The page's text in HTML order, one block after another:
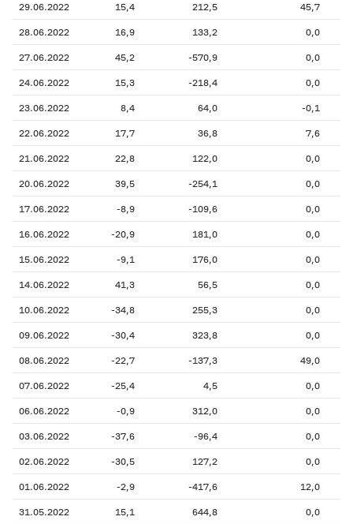
29.06.2022 15,4 212,5 45,7
28.06.2022 16,9 133,2 0,0
27.06.2022 45,2 -570,9 0,0
24.06.2022 15,3 -218,4 0,0
23.06.2022 8,4 64,0 -0,1
22.06.2022 17,7 36,8 7,6
21.06.2022 22,8 122,0 0,0
20.06.2022 39,5 -254,1 0,0
17.06.2022 -8,9 -109,6 0,0
16.06.2022 -20,9 181,0 0,0
15.06.2022 -9,1 176,0 0,0
14.06.2022 41,3 56,5 0,0
10.06.2022 -34,8 255,3 0,0
09.06.2022 -30,4 323,8 0,0
08.06.2022 -22,7 -137,3 49,0
07.06.2022 -25,4 4,5 0,0
06.06.2022 -0,9 312,0 0,0
03.06.2022 -37,6 -96,4 0,0
02.06.2022 -30,5 127,2 0,0
01.06.2022 -2,9 -417,6 12,0
31.05.2022 15,1 644,8 0,0